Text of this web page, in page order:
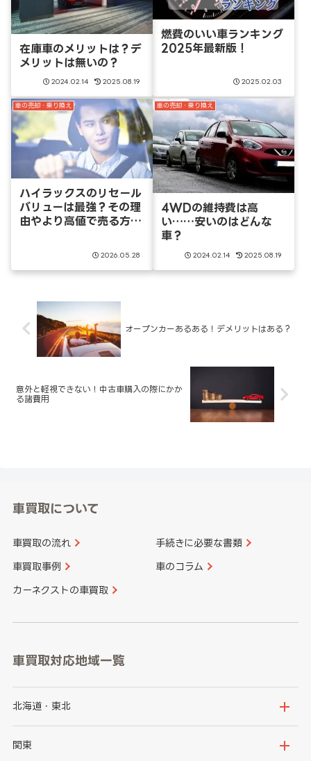
在庫車のメリットは？デ
メリットは無いの？
2024.02.14 2025.08.19
燃費のいい車ランキング
2025年最新版！
2025.02.03
車の売却・乗り換え
ハイラックスのリセール
バリューは最強？その理
由やより高値で売る方法
2026.05.28
車の売却・乗り換え
4WDの維持費は高
い……安いのはどんな
車？
2024.02.14 2025.08.19
オープンカーあるある！デメリットはある？
意外と軽視できない！中古車購入の際にかか
る諸費用
車買取について
車買取の流れ 手続きに必要な書類
車買取事例 車のコラム
カーネクストの車買取
車買取対応地域一覧
北海道・東北
北海道
関東